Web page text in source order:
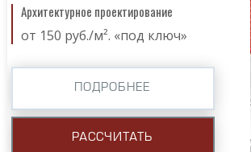
Архитектурное проектирование
от 150 руб./м². «под ключ»
ПОДРОБНЕЕ
РАССЧИТАТЬ